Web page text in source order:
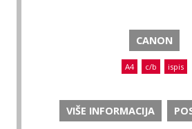
CANON
A4 c/b ispis
VIŠE INFORMACIJA